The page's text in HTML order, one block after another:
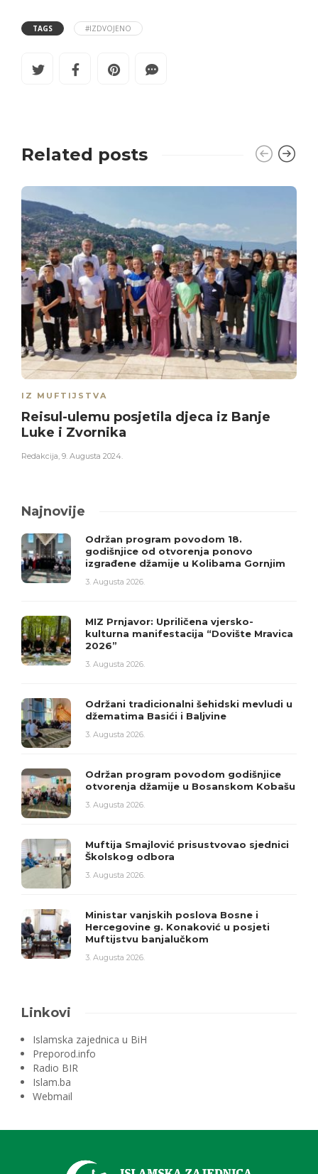
TAGS #IZDVOJENO
Related posts
IZ MUFTIJSTVA
Reisul-ulemu posjetila djeca iz Banje
Luke i Zvornika
Redakcija, 9. Augusta 2024.
Najnovije
Održan program povodom 18.
godišnjice od otvorenja ponovo
izgrađene džamije u Kolibama Gornjim
3. Augusta 2026.
MIZ Prnjavor: Upriličena vjersko-
kulturna manifestacija “Dovište Mravica
2026”
3. Augusta 2026.
Održani tradicionalni šehidski mevludi u
džematima Basići i Baljvine
3. Augusta 2026.
Održan program povodom godišnjice
otvorenja džamije u Bosanskom Kobašu
3. Augusta 2026.
Muftija Smajlović prisustvovao sjednici
Školskog odbora
3. Augusta 2026.
Ministar vanjskih poslova Bosne i
Hercegovine g. Konaković u posjeti
Muftijstvu banjalučkom
3. Augusta 2026.
Linkovi
Islamska zajednica u BiH
Preporod.info
Radio BIR
Islam.ba
Webmail